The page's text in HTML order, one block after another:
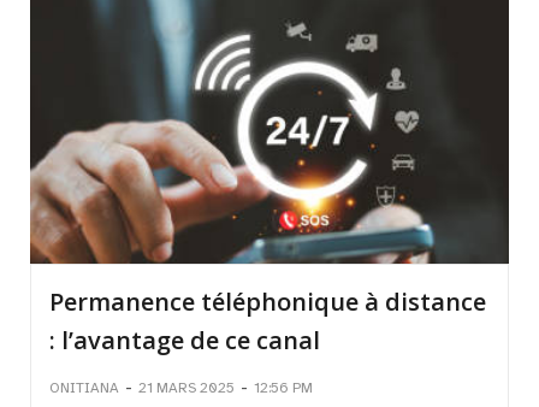
Permanence téléphonique à distance
: l’avantage de ce canal
ONITIANA - 21 MARS 2025 - 12:56 PM